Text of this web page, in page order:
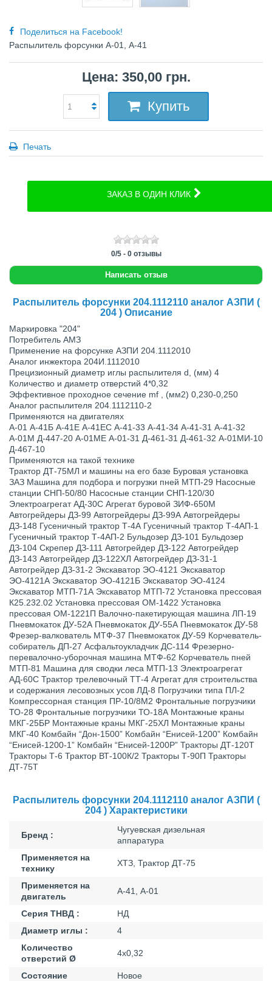
Поделиться на Facebook!
Распылитель форсунки А-01, А-41
Цена: 350,00 грн.
Купить
Печать
ЗАКАЗ В ОДИН КЛИК
0/5- 0отзывы
Написать отзыв
Распылитель форсунки 204.1112110 аналог АЗПИ (
204 ) Описание
Маркировка "204"
Потребитель АМЗ
Применение на форсунке АЗПИ 204.1112010
Аналог инжектора 204И.1112010
Прецизионный диаметр иглы распылителя d, (мм) 4
Количество и диаметр отверстий 4*0,32
Эффективное проходное сечение mf , (мм2) 0,230-0,250
Аналог распылителя 204.1112110-2
Применяются на двигателях
А-01 А-41Б А-41Е А-41ЕС А-41-33 А-41-34 А-41-31 А-41-32
А-01М Д-447-20 А-01МЕ А-01-31 Д-461-31 Д-461-32 А-01МИ-10
Д-467-10
Применяются на такой технике
Трактор ДТ-75МЛ и машины на его базе Буровая установка
ЗАЗ Машина для подбора и погрузки пней МТП-29 Насосные
станции СНП-50/80 Насосные станции СНП-120/30
Электроагрегат АД-30С Агрегат буровой ЗИФ-650М
Автогрейдеры ДЗ-99 Автогрейдеры ДЗ-99А Автогрейдеры
ДЗ-148 Гусеничный трактор Т-4А Гусеничный трактор Т-4АП-1
Гусеничный трактор Т-4АП-2 Бульдозер ДЗ-101 Бульдозер
ДЗ-104 Скрепер ДЗ-111 Автогрейдер ДЗ-122 Автогрейдер
ДЗ-143 Автогрейдер ДЗ-122ХЛ Автогрейдер ДЗ-31-1
Автогрейдер ДЗ-31-2 Экскаватор ЭО-4121 Экскаватор
ЭО-4121А Экскаватор ЭО-4121Б Экскаватор ЭО-4124
Экскаватор МТП-71А Экскаватор МТП-72 Установка прессовая
К25.232.02 Установка прессовая ОМ-1422 Установка
прессовая ОМ-1221П Валочно-пакетирующая машина ЛП-19
Пневмокаток ДУ-52А Пневмокаток ДУ-55А Пневмокаток ДУ-58
Фрезер-валкователь МТФ-37 Пневмокаток ДУ-59 Корчеватель-
собиратель ДП-27 Асфальтоукладчик ДС-114 Фрезерно-
перевалочно-уборочная машина МТФ-62 Корчеватель пней
МТП-81 Машина для сводки леса МТП-13 Электроагрегат
АД-60С Трактор трелевочный ТТ-4 Агрегат для строительства
и содержания лесовозных усов ЛД-8 Погрузчики типа ПЛ-2
Компрессорная станция ПР-10/8М2 Фронтальные погрузчики
ТО-28 Фронтальные погрузчики ТО-18А Монтажные краны
МКГ-25БР Монтажные краны МКГ-25ХЛ Монтажные краны
МКГ-40 Комбайн “Дон-1500” Комбайн “Енисей-1200” Комбайн
“Енисей-1200-1” Комбайн “Енисей-1200Р” Тракторы ДТ-120Т
Тракторы Т-6 Трактор ВТ-100К/2 Тракторы Т-90П Тракторы
ДТ-75Т
Распылитель форсунки 204.1112110 аналог АЗПИ (
204 ) Характеристики
Бренд :
Чугуевская дизельная
аппаратура
Применяется на
технику
ХТЗ, Трактор ДТ-75
Применяется на
двигатель
А-41, А-01
Серия ТНВД :
НД
Диаметр иглы :
4
Количество
отверстий Ø
4х0,32
Состояние
Новое